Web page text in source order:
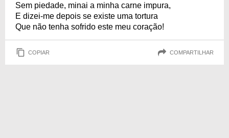
Sem piedade, minai a minha carne impura,
E dizei-me depois se existe uma tortura
Que não tenha sofrido este meu coração!
COPIAR COMPARTILHAR